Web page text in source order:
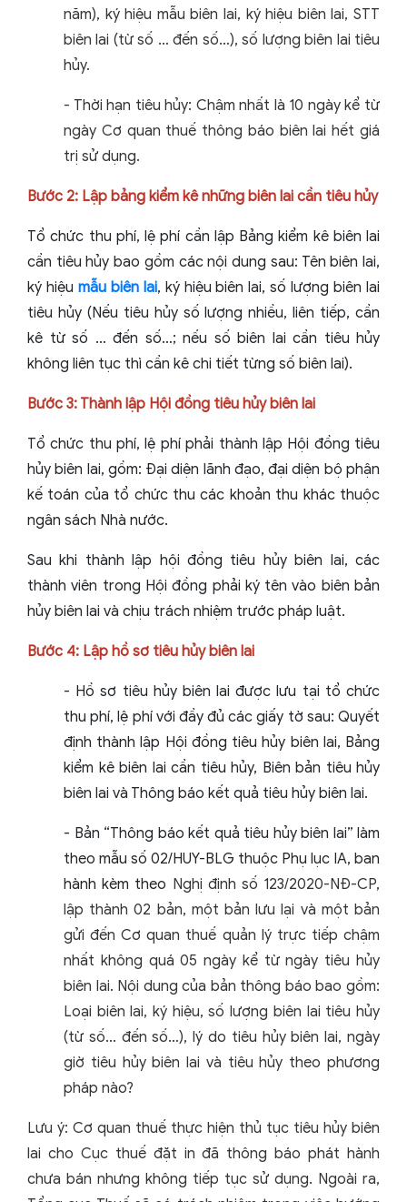
năm), ký hiệu mẫu biên lai, ký hiệu biên lai, STT
biên lai (từ số … đến số…), số lượng biên lai tiêu
hủy.
- Thời hạn tiêu hủy: Chậm nhất là 10 ngày kể từ
ngày Cơ quan thuế thông báo biên lai hết giá
trị sử dụng.
Bước 2: Lập bảng kiểm kê những biên lai cần tiêu hủy
Tổ chức thu phí, lệ phí cần lập Bảng kiểm kê biên lai
cần tiêu hủy bao gồm các nội dung sau: Tên biên lai,
ký hiệu mẫu biên lai, ký hiệu biên lai, số lượng biên lai
tiêu hủy (Nếu tiêu hủy số lượng nhiều, liên tiếp, cần
kê từ số … đến số…; nếu số biên lai cần tiêu hủy
không liên tục thì cần kê chi tiết từng số biên lai).
Bước 3: Thành lập Hội đồng tiêu hủy biên lai
Tổ chức thu phí, lệ phí phải thành lập Hội đồng tiêu
hủy biên lai, gồm: Đại diện lãnh đạo, đại diện bộ phận
kế toán của tổ chức thu các khoản thu khác thuộc
ngân sách Nhà nước.
Sau khi thành lập hội đồng tiêu hủy biên lai, các
thành viên trong Hội đồng phải ký tên vào biên bản
hủy biên lai và chịu trách nhiệm trước pháp luật.
Bước 4: Lập hồ sơ tiêu hủy biên lai
- Hồ sơ tiêu hủy biên lai được lưu tại tổ chức
thu phí, lệ phí với đầy đủ các giấy tờ sau: Quyết
định thành lập Hội đồng tiêu hủy biên lai, Bảng
kiểm kê biên lai cần tiêu hủy, Biên bản tiêu hủy
biên lai và Thông báo kết quả tiêu hủy biên lai.
- Bản “Thông báo kết quả tiêu hủy biên lai” làm
theo mẫu số 02/HUY-BLG thuộc Phụ lục IA, ban
hành kèm theo Nghị định số 123/2020-NĐ-CP,
lập thành 02 bản, một bản lưu lại và một bản
gửi đến Cơ quan thuế quản lý trực tiếp chậm
nhất không quá 05 ngày kể từ ngày tiêu hủy
biên lai. Nội dung của bản thông báo bao gồm:
Loại biên lai, ký hiệu, số lượng biên lai tiêu hủy
(từ số… đến số…), lý do tiêu hủy biên lai, ngày
giờ tiêu hủy biên lai và tiêu hủy theo phương
pháp nào?
Lưu ý: Cơ quan thuế thực hiện thủ tục tiêu hủy biên
lai cho Cục thuế đặt in đã thông báo phát hành
chưa bán nhưng không tiếp tục sử dụng. Ngoài ra,